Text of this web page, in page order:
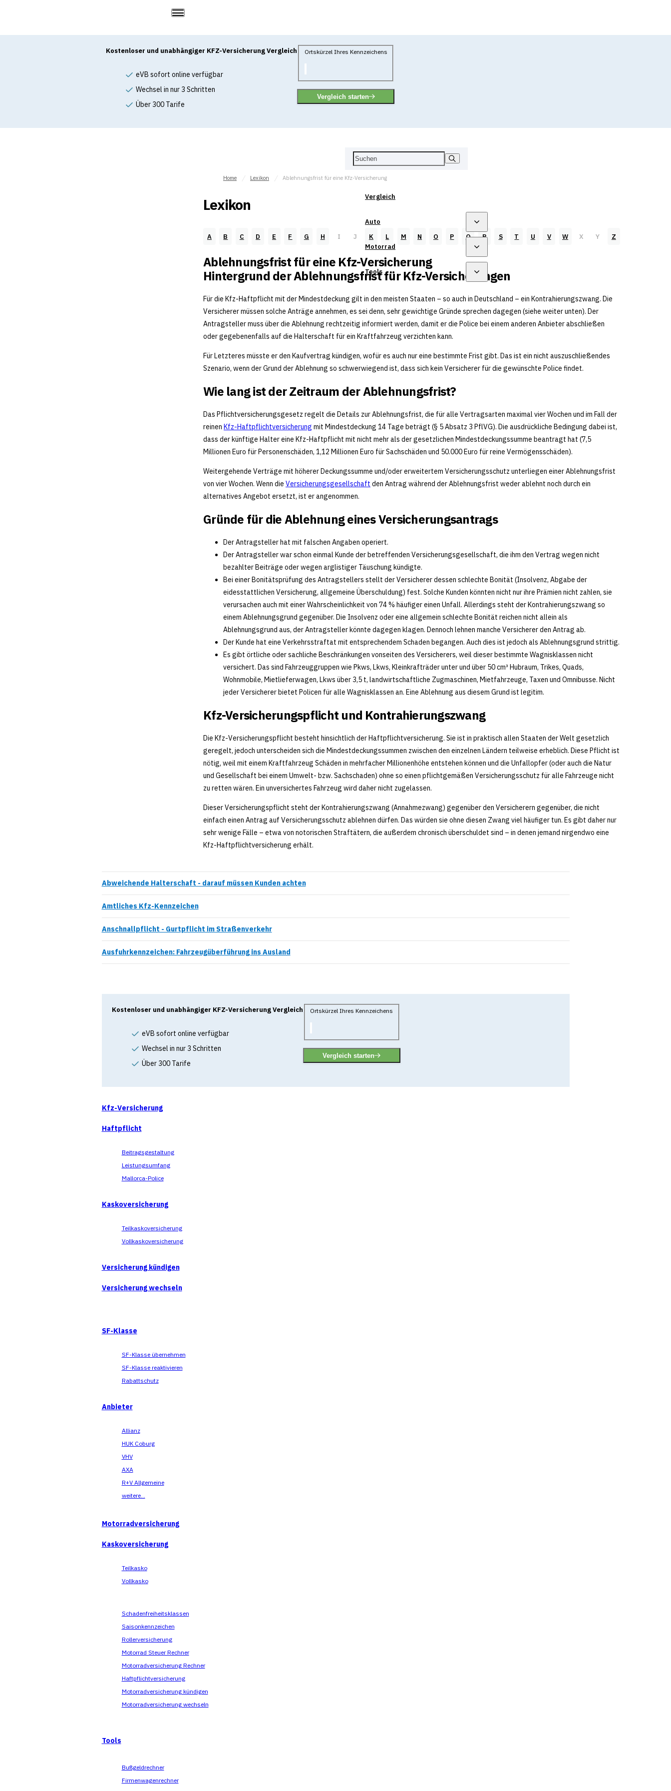
Vergleich
Auto
Motorrad
Tools
Kostenloser und unabhängiger KFZ-Versicherung Vergleich
eVB sofort online verfügbar
Wechsel in nur 3 Schritten
Über 300 Tarife
Ortskürzel Ihres Kennzeichens
Vergleich starten
Home Lexikon Ablehnungsfrist für eine Kfz-Versicherung
Lexikon
A B C D E F G H I J K L M N O P Q R S T U V W X Y Z
Ablehnungsfrist für eine Kfz-Versicherung
Hintergrund der Ablehnungsfrist für Kfz-Versicherungen
Für die Kfz-Haftpflicht mit der Mindestdeckung gilt in den meisten Staaten – so auch in Deutschland – ein Kontrahierungszwang. Die
Versicherer müssen solche Anträge annehmen, es sei denn, sehr gewichtige Gründe sprechen dagegen (siehe weiter unten). Der
Antragsteller muss über die Ablehnung rechtzeitig informiert werden, damit er die Police bei einem anderen Anbieter abschließen
oder gegebenenfalls auf die Halterschaft für ein Kraftfahrzeug verzichten kann.
Für Letzteres müsste er den Kaufvertrag kündigen, wofür es auch nur eine bestimmte Frist gibt. Das ist ein nicht auszuschließendes
Szenario, wenn der Grund der Ablehnung so schwerwiegend ist, dass sich kein Versicherer für die gewünschte Police findet.
Wie lang ist der Zeitraum der Ablehnungsfrist?
Das Pflichtversicherungsgesetz regelt die Details zur Ablehnungsfrist, die für alle Vertragsarten maximal vier Wochen und im Fall der
reinen Kfz-Haftpflichtversicherung mit Mindestdeckung 14 Tage beträgt (§ 5 Absatz 3 PflVG). Die ausdrückliche Bedingung dabei ist,
dass der künftige Halter eine Kfz-Haftpflicht mit nicht mehr als der gesetzlichen Mindestdeckungssumme beantragt hat (7,5
Millionen Euro für Personenschäden, 1,12 Millionen Euro für Sachschäden und 50.000 Euro für reine Vermögensschäden).
Weitergehende Verträge mit höherer Deckungssumme und/oder erweitertem Versicherungsschutz unterliegen einer Ablehnungsfrist
von vier Wochen. Wenn die Versicherungsgesellschaft den Antrag während der Ablehnungsfrist weder ablehnt noch durch ein
alternatives Angebot ersetzt, ist er angenommen.
Gründe für die Ablehnung eines Versicherungsantrags
Der Antragsteller hat mit falschen Angaben operiert.
Der Antragsteller war schon einmal Kunde der betreffenden Versicherungsgesellschaft, die ihm den Vertrag wegen nicht
bezahlter Beiträge oder wegen arglistiger Täuschung kündigte.
Bei einer Bonitätsprüfung des Antragstellers stellt der Versicherer dessen schlechte Bonität (Insolvenz, Abgabe der
eidesstattlichen Versicherung, allgemeine Überschuldung) fest. Solche Kunden könnten nicht nur ihre Prämien nicht zahlen, sie
verursachen auch mit einer Wahrscheinlichkeit von 74 % häufiger einen Unfall. Allerdings steht der Kontrahierungszwang so
einem Ablehnungsgrund gegenüber. Die Insolvenz oder eine allgemein schlechte Bonität reichen nicht allein als
Ablehnungsgrund aus, der Antragsteller könnte dagegen klagen. Dennoch lehnen manche Versicherer den Antrag ab.
Der Kunde hat eine Verkehrsstraftat mit entsprechendem Schaden begangen. Auch dies ist jedoch als Ablehnungsgrund strittig.
Es gibt örtliche oder sachliche Beschränkungen vonseiten des Versicherers, weil dieser bestimmte Wagnisklassen nicht
versichert. Das sind Fahrzeuggruppen wie Pkws, Lkws, Kleinkrafträder unter und über 50 cm³ Hubraum, Trikes, Quads,
Wohnmobile, Mietlieferwagen, Lkws über 3,5 t, landwirtschaftliche Zugmaschinen, Mietfahrzeuge, Taxen und Omnibusse. Nicht
jeder Versicherer bietet Policen für alle Wagnisklassen an. Eine Ablehnung aus diesem Grund ist legitim.
Kfz-Versicherungspflicht und Kontrahierungszwang
Die Kfz-Versicherungspflicht besteht hinsichtlich der Haftpflichtversicherung. Sie ist in praktisch allen Staaten der Welt gesetzlich
geregelt, jedoch unterscheiden sich die Mindestdeckungssummen zwischen den einzelnen Ländern teilweise erheblich. Diese Pflicht ist
nötig, weil mit einem Kraftfahrzeug Schäden in mehrfacher Millionenhöhe entstehen können und die Unfallopfer (oder auch die Natur
und Gesellschaft bei einem Umwelt- bzw. Sachschaden) ohne so einen pflichtgemäßen Versicherungsschutz für alle Fahrzeuge nicht
zu retten wären. Ein unversichertes Fahrzeug wird daher nicht zugelassen.
Dieser Versicherungspflicht steht der Kontrahierungszwang (Annahmezwang) gegenüber den Versicherern gegenüber, die nicht
einfach einen Antrag auf Versicherungsschutz ablehnen dürfen. Das würden sie ohne diesen Zwang viel häufiger tun. Es gibt daher nur
sehr wenige Fälle – etwa von notorischen Straftätern, die außerdem chronisch überschuldet sind – in denen jemand nirgendwo eine
Kfz-Haftpflichtversicherung erhält.
Abweichende Halterschaft - darauf müssen Kunden achten
Amtliches Kfz-Kennzeichen
Anschnallpflicht - Gurtpflicht im Straßenverkehr
Ausfuhrkennzeichen: Fahrzeugüberführung ins Ausland
Kostenloser und unabhängiger KFZ-Versicherung Vergleich
eVB sofort online verfügbar
Wechsel in nur 3 Schritten
Über 300 Tarife
Ortskürzel Ihres Kennzeichens
Vergleich starten
Kfz-Versicherung
Haftpflicht
Beitragsgestaltung
Leistungsumfang
Mallorca-Police
Kaskoversicherung
Teilkaskoversicherung
Vollkaskoversicherung
Versicherung kündigen
Versicherung wechseln
SF-Klasse
SF-Klasse übernehmen
SF-Klasse reaktivieren
Rabattschutz
Anbieter
Allianz
HUK Coburg
VHV
AXA
R+V Allgemeine
weitere...
Motorradversicherung
Kaskoversicherung
Teilkasko
Vollkasko
Schadenfreiheitsklassen
Saisonkennzeichen
Rollerversicherung
Motorrad Steuer Rechner
Motorradversicherung Rechner
Haftpflichtversicherung
Motorradversicherung kündigen
Motorradversicherung wechseln
Tools
Bußgeldrechner
Firmenwagenrechner